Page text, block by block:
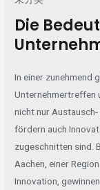
Die
In einer zunehmend
Unternehmertreffen
nicht nur
fördern auch
zugeschnitten sind.
Aachen, einer
Innovation,